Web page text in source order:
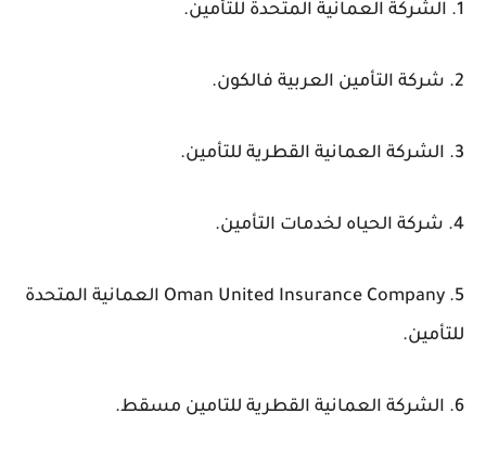
1. الشركة العمانية المتحدة للتأمين.
2. شركة التأمين العربية فالكون.
3. الشركة العمانية القطرية للتأمين.
4. شركة الحياه لخدمات التأمين.
5. Oman United Insurance Company العمانية المتحدة
للتأمين.
6. الشركة العمانية القطرية للتامين مسقط.